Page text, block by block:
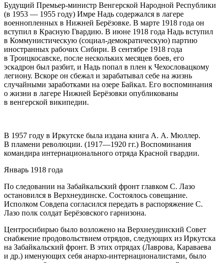
Будущий Премьер-министр Венгерской Народной Республики
(в 1953 — 1955 году) Имре Надь содержался в лагере
военнопленных в Нижней Берёзовке. В марте 1918 года он
вступил в Красную Гвардию. В июне 1918 года Надь вступил
в Коммунистическую (социал-демократическую) партию
иностранных рабочих Сибири. В сентябре 1918 года
в Троицкосавске, после нескольких месяцев боев, его
эскадрон был разбит, и Надь попал в плен к Чехословацкому
легиону. Вскоре он сбежал и зарабатывал себе на жизнь
случайными заработками на озере Байкал. Его воспоминания
о жизни в лагере Нижней Берёзовки опубликованы
в венгерской википедии.
В 1957 году в Иркутске была издана книга А. А. Мюллер.
В пламени революции. (1917—1920 гг.) Воспоминания
командира интернационального отряда Красной гвардии.
Январь 1918 года
По следовании на Забайкальский фронт главком С. Лазо
остановился в Верхнеудинске. Состоялось совещание.
Исполком Совдепа согласился передать в распоряжение С.
Лазо полк солдат Берёзовского гарнизона.
Центросибирью было возложено на Верхнеудинский Совет
снабжение продовольствием отрядов, следующих из Иркутска
на Забайкальский фронт. В этих отрядах (Лаврова, Караваева
и др.) именующих себя анархо-интернационалистами, было